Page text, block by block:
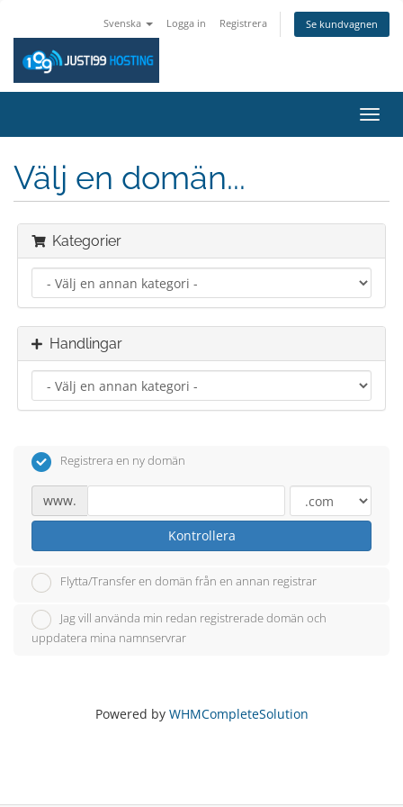
Svenska Logga in Registrera Se kundvagnen
Växla
Välj en domän...
Kategorier
Handlingar
Registrera en ny domän
www.
Kontrollera
Flytta/Transfer en domän från en annan registrar
Jag vill använda min redan registrerade domän och
uppdatera mina namnservrar
Powered by WHMCompleteSolution